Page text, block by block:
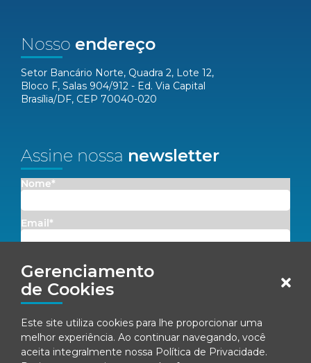
Gerenciamento
de Cookies
Este site utiliza cookies para lhe proporcionar uma
melhor experiência. Ao continuar navegando, você
aceita integralmente nossa Política de Privacidade.
Nosso endereço
Setor Bancário Norte, Quadra 2, Lote 12,
Bloco F, Salas 904/912 - Ed. Via Capital
Brasília/DF, CEP 70040-020
Assine nossa newsletter
Nome*
Email*
Concordo em receber comunicações da Fenacon.
Ao se inscrever, você concorda com nossaPolítica de Privacidade